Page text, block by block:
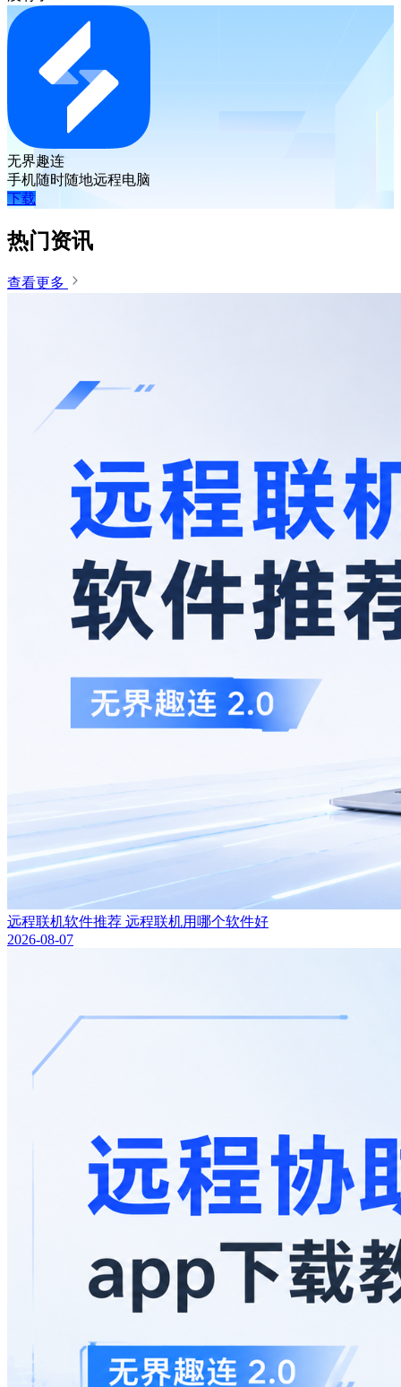
无界趣连
手机随时随地远程电脑
下载
热门资讯
查看更多
远程联机软件推荐 远程联机用哪个软件好
2026-08-07